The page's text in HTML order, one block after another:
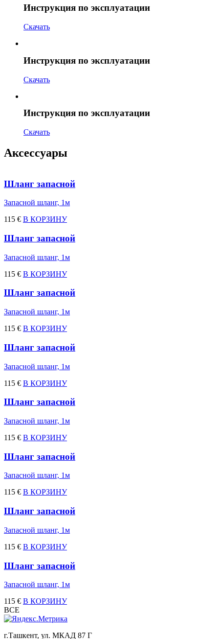
Инструкция по эксплуатации
Скачать
Инструкция по эксплуатации
Скачать
Инструкция по эксплуатации
Скачать
Аксессуары
Шланг запасной
Запасной шланг, 1м
115 € В КОРЗИНУ
Шланг запасной
Запасной шланг, 1м
115 € В КОРЗИНУ
Шланг запасной
Запасной шланг, 1м
115 € В КОРЗИНУ
Шланг запасной
Запасной шланг, 1м
115 € В КОРЗИНУ
Шланг запасной
Запасной шланг, 1м
115 € В КОРЗИНУ
Шланг запасной
Запасной шланг, 1м
115 € В КОРЗИНУ
Шланг запасной
Запасной шланг, 1м
115 € В КОРЗИНУ
Шланг запасной
Запасной шланг, 1м
115 € В КОРЗИНУ
ВСЕ
г.Ташкент, ул. МКАД 87 Г